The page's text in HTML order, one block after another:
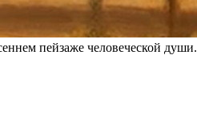
пейзаже человеческой души.